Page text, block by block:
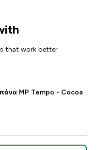
that work better
MP Tempo - Cocoa